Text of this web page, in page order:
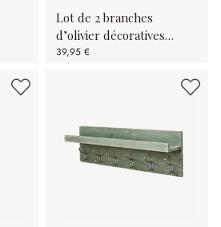
Lot de 2 branches
d’olivier décoratives
Olives
39,95 €